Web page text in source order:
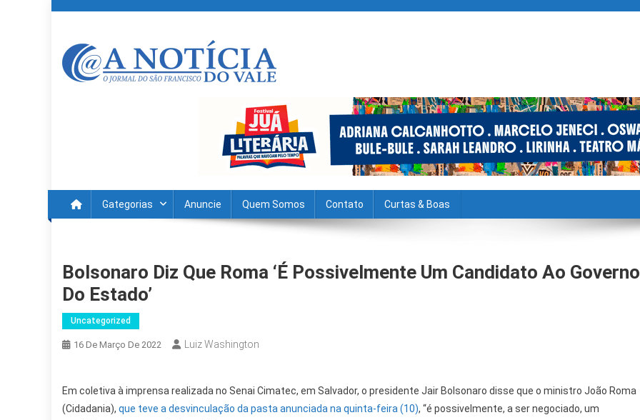
content
Gategorias Anuncie Quem Somos Contato Curtas & Boas
Bolsonaro Diz Que Roma ‘é Possivelmente Um Candidato Ao Governo
Do Estado’
Uncategorized
16 De Março De 2022 Luiz Washington
Em coletiva à imprensa realizada no Senai Cimatec, em Salvador, o presidente Jair Bolsonaro disse que o ministro João Roma
(Cidadania), que teve a desvinculação da pasta anunciada na quinta-feira (10), “é possivelmente, a ser negociado, um